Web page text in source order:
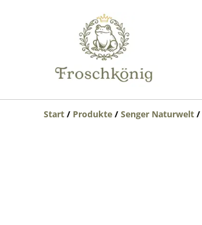
Start / Produkte / Senger Naturwelt /